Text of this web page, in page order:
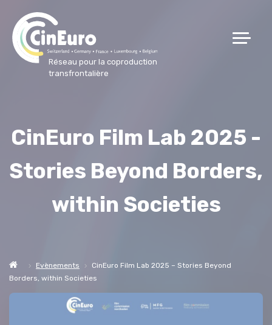
Réseau pour la coproduction
transfrontalière
CinEuro Film Lab 2025 -
Stories Beyond Borders,
within Societies
Evènements
CinEuro Film Lab 2025 – Stories Beyond
Borders, within Societies